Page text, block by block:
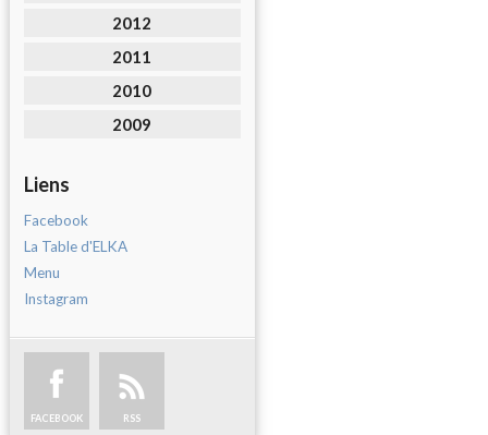
2012
2011
2010
2009
Liens
Facebook
La Table d'ELKA
Menu
Instagram
FACEBOOK RSS